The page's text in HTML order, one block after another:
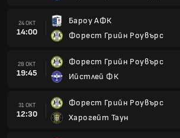
24 ОКТ
14:00
Бароу АФК
Форест Грийн Роувърс
28 ОКТ
19:45
Форест Грийн Роувърс
Ийстлей ФК
31 ОКТ
12:30
Форест Грийн Роувърс
Харогейт Таун